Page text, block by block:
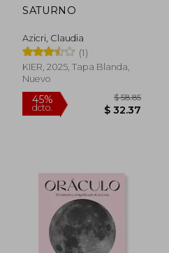
SATURNO
Azicri, Claudia
(1)
KIER, 2025, Tapa Blanda,
Nuevo